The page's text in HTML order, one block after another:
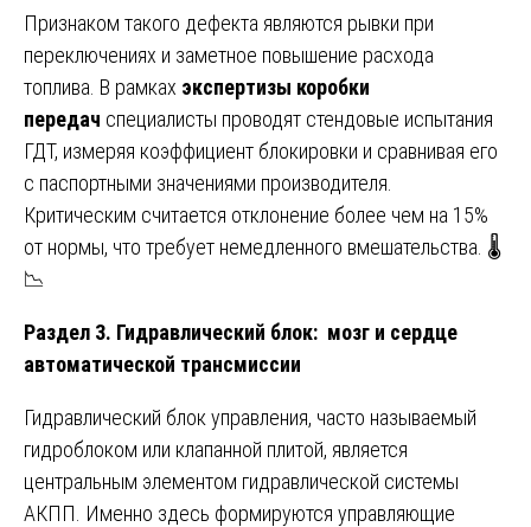
Признаком такого дефекта являются рывки при
переключениях и заметное повышение расхода
топлива. В рамках экспертизы коробки
передач специалисты проводят стендовые испытания
ГДТ, измеряя коэффициент блокировки и сравнивая его
с паспортными значениями производителя.
Критическим считается отклонение более чем на 15%
от нормы, что требует немедленного вмешательства. 🌡️
📉
Раздел 3. Гидравлический блок: мозг и сердце
автоматической трансмиссии
Гидравлический блок управления, часто называемый
гидроблоком или клапанной плитой, является
центральным элементом гидравлической системы
АКПП. Именно здесь формируются управляющие